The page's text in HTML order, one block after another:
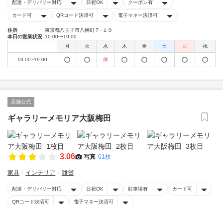
配達・デリバリー対応 日祝OK クーポン有
カード可 QRコード決済可 電子マネー決済可
住所
東京都八王子市八幡町７−１０
本日の営業状況 10:00〜19:00
月
火 水 木 金 土 日 祝
10:00~19:00 休
店舗公式
ギャラリーメモリア大阪梅田
3.06 写真 61枚
家具 インテリア 雑貨
配達・デリバリー対応 日祝OK 駐車場有 カード可
QRコード決済可 電子マネー決済可